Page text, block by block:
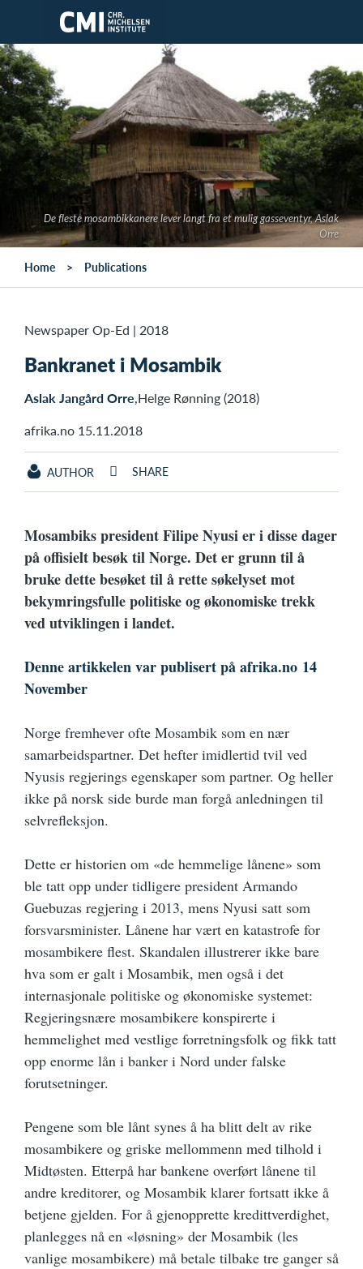
Skip to main content
De fleste mosambikkanere lever langt fra et mulig gasseventyr, Aslak
Orre
Home Publications
Newspaper Op-Ed | 2018
Bankranet i Mosambik
Aslak Jangård Orre,Helge Rønning (2018)
afrika.no 15.11.2018
AUTHOR SHARE
Mosambiks president Filipe Nyusi er i disse dager
på offisielt besøk til Norge. Det er grunn til å
bruke dette besøket til å rette søkelyset mot
bekymringsfulle politiske og økonomiske trekk
ved utviklingen i landet.
Denne artikkelen var publisert på afrika.no 14
November
Norge fremhever ofte Mosambik som en nær
samarbeidspartner. Det hefter imidlertid tvil ved
Nyusis regjerings egenskaper som partner. Og heller
ikke på norsk side burde man forgå anledningen til
selvrefleksjon.
Dette er historien om «de hemmelige lånene» som
ble tatt opp under tidligere president Armando
Guebuzas regjering i 2013, mens Nyusi satt som
forsvarsminister. Lånene har vært en katastrofe for
mosambikere flest. Skandalen illustrerer ikke bare
hva som er galt i Mosambik, men også i det
internasjonale politiske og økonomiske systemet:
Regjeringsnære mosambikere konspirerte i
hemmelighet med vestlige forretningsfolk og fikk tatt
opp enorme lån i banker i Nord under falske
forutsetninger.
Pengene som ble lånt synes å ha blitt delt av rike
mosambikere og griske mellommenn med tilhold i
Midtøsten. Etterpå har bankene overført lånene til
andre kreditorer, og Mosambik klarer fortsatt ikke å
betjene gjelden. For å gjenopprette kredittverdighet,
planlegges nå en «løsning» der Mosambik (les
vanlige mosambikere) må betale tilbake tre ganger så